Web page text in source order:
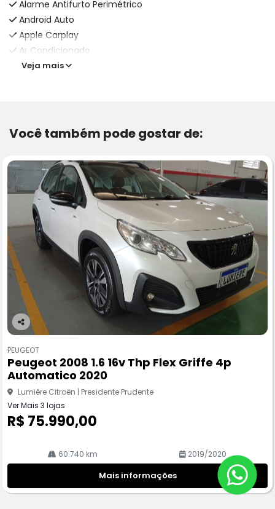
Alarme Antifurto Perimétrico
Android Auto
Apple Carplay
Ar Condicionado
Veja mais
Você também pode gostar de:
Co
pa
rtil
he
PEUGEOT
Peugeot 2008 1.6 16v Thp Flex Griffe 4p
Automatico 2020
Lumière Citroën | Presidente Prudente
Ver Mais 3 lojas
R$ 75.990,00
60.740 km 2019/2020
Mais informações